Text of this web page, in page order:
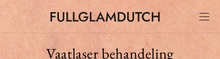
Vaatlaser behandeling